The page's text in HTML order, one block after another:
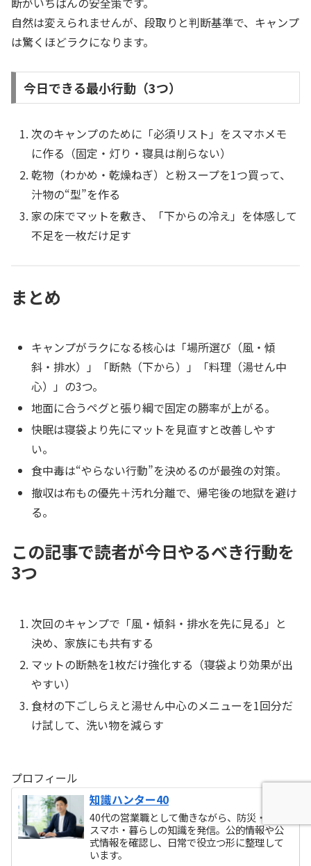
自然は変えられませんが、段取りと判断基準で、キャンプ
は驚くほどラクになります。
今日できる最小行動（3つ）
次のキャンプのために「必須リスト」をスマホメモ
に作る（固定・灯り・寝具は削らない）
乾物（わかめ・乾燥ねぎ）と粉スープを1つ買って、
汁物の“型”を作る
家の床でマットを敷き、「下からの冷え」を体感して
不足を一枚だけ足す
まとめ
キャンプがラクになる核心は「場所選び（風・傾
斜・排水）」「断熱（下から）」「料理（湯せん中
心）」の3つ。
地面に合うペグと張り綱で固定の勝率が上がる。
快眠は寝袋より先にマットを見直すと改善しやす
い。
食中毒は“やらない行動”を決めるのが最強の対策。
撤収は布もの優先＋汚れ分離で、帰宅後の地獄を避け
る。
この記事で読者が今日やるべき行動を
3つ
次回のキャンプで「風・傾斜・排水を先に見る」と
決め、家族にも共有する
マットの断熱を1枚だけ強化する（寝袋より効果が出
やすい）
食材の下ごしらえと湯せん中心のメニューを1回分だ
け試して、洗い物を減らす
プロフィール
知識ハンター40
40代の営業職として働きながら、防災・車・
スマホ・暮らしの知識を発信。公的情報や公
式情報を確認し、日常で役立つ形に整理して
います。